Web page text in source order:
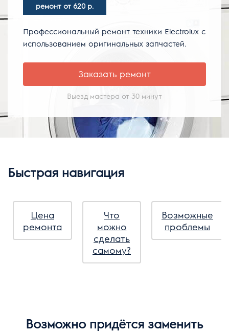
ремонт от 620 р.
Профессиональный ремонт техники Electrolux с
использованием оригинальных запчастей.
Заказать ремонт
Выезд мастера от 30 минут
Быстрая навигация
Цена
ремонта
Что
можно
сделать
самому?
Возможные
проблемы
Возможно придётся заменить